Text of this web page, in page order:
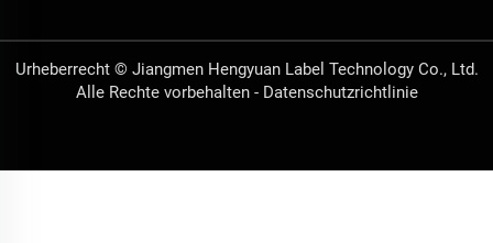
Urheberrecht © Jiangmen Hengyuan Label Technology Co., Ltd.
Alle Rechte vorbehalten - Datenschutzrichtlinie